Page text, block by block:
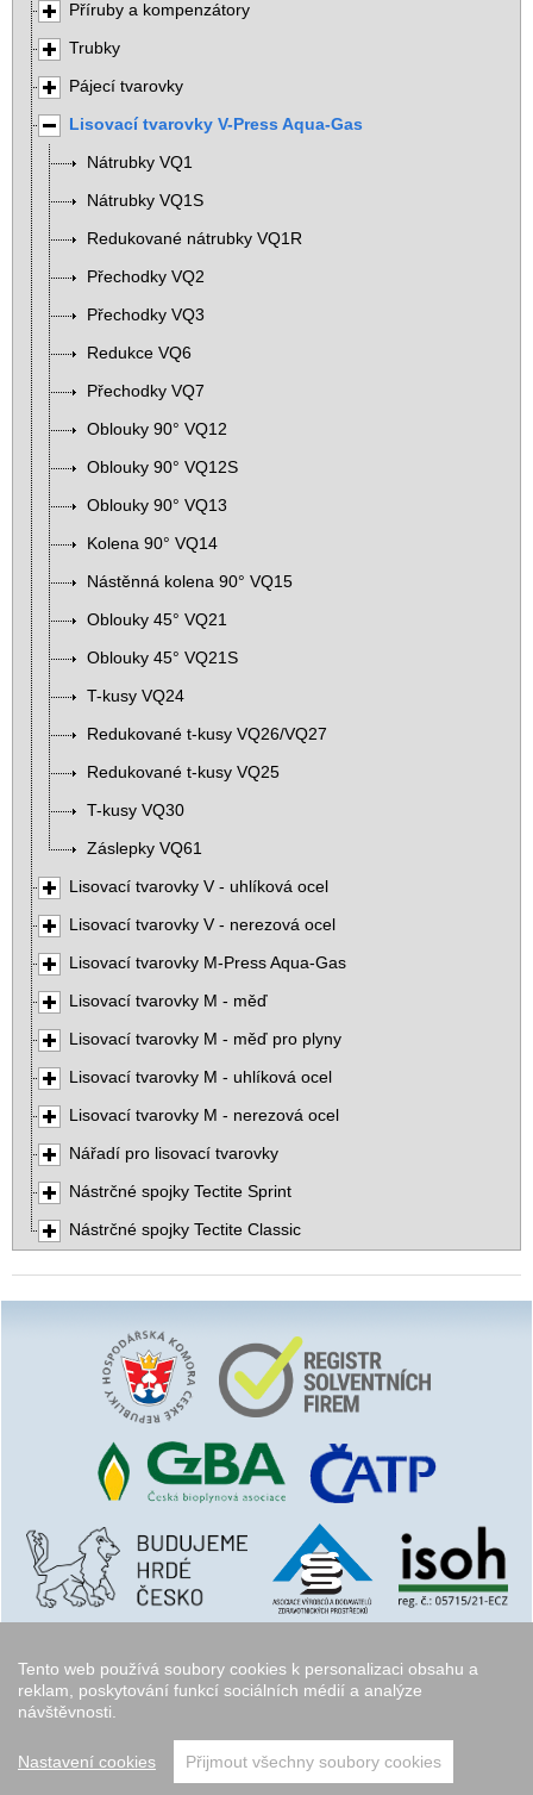
Tento web používá soubory cookies k personalizaci obsahu a
reklam, poskytování funkcí sociálních médií a analýze
návštěvnosti.
Nastavení cookies Přijmout všechny soubory cookies
Příruby a kompenzátory
Trubky
Pájecí tvarovky
Lisovací tvarovky V-Press Aqua-Gas
Nátrubky VQ1
Nátrubky VQ1S
Redukované nátrubky VQ1R
Přechodky VQ2
Přechodky VQ3
Redukce VQ6
Přechodky VQ7
Oblouky 90° VQ12
Oblouky 90° VQ12S
Oblouky 90° VQ13
Kolena 90° VQ14
Nástěnná kolena 90° VQ15
Oblouky 45° VQ21
Oblouky 45° VQ21S
T-kusy VQ24
Redukované t-kusy VQ26/VQ27
Redukované t-kusy VQ25
T-kusy VQ30
Záslepky VQ61
Lisovací tvarovky V - uhlíková ocel
Lisovací tvarovky V - nerezová ocel
Lisovací tvarovky M-Press Aqua-Gas
Lisovací tvarovky M - měď
Lisovací tvarovky M - měď pro plyny
Lisovací tvarovky M - uhlíková ocel
Lisovací tvarovky M - nerezová ocel
Nářadí pro lisovací tvarovky
Nástrčné spojky Tectite Sprint
Nástrčné spojky Tectite Classic
přeskočit nahoru ↑